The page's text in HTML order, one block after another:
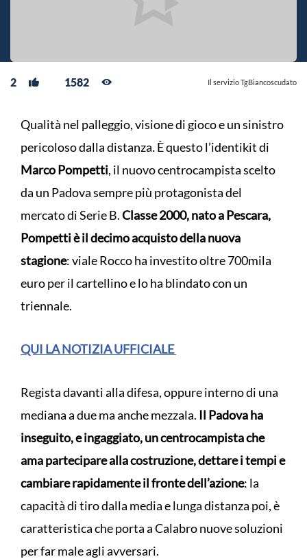
2 1582 Il servizio TgBiancoscudato
Qualità nel palleggio, visione di gioco e un sinistro
pericoloso dalla distanza. È questo l’identikit di
Marco Pompetti, il nuovo centrocampista scelto
da un Padova sempre più protagonista del
mercato di Serie B.Classe 2000, nato a Pescara,
Pompetti è il decimo acquisto della nuova
stagione: viale Rocco ha investito oltre 700mila
euro per il cartellino e lo ha blindato con un
triennale.
QUI LA NOTIZIA UFFICIALE
Regista davanti alla difesa, oppure interno di una
mediana a due ma anche mezzala. Il Padova ha
inseguito, e ingaggiato, un centrocampista che
ama partecipare alla costruzione, dettare i tempi e
cambiare rapidamente il fronte dell’azione: la
capacità di tiro dalla media e lunga distanza poi, è
caratteristica che porta a Calabro nuove soluzioni
per far male agli avversari.